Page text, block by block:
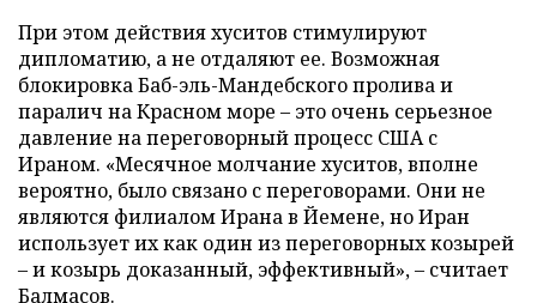
При этом действия хуситов стимулируют
дипломатию, а не отдаляют ее. Возможная
блокировка Баб-эль-Мандебского пролива и
паралич на Красном море – это очень серьезное
давление на переговорный процесс США с
Ираном. «Месячное молчание хуситов, вполне
вероятно, было связано с переговорами. Они не
являются филиалом Ирана в Йемене, но Иран
использует их как один из переговорных козырей
– и козырь доказанный, эффективный», – считает
Балмасов.